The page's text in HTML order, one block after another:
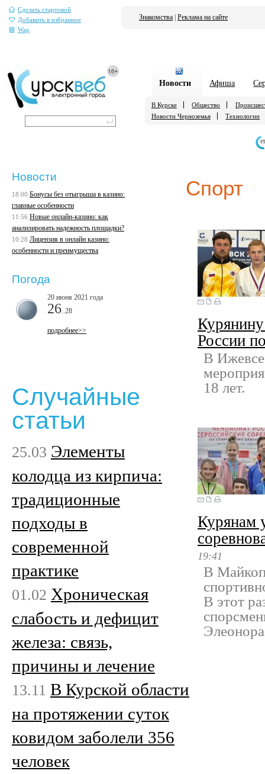
Сделать стартовой
Добавить в избранное
Wap
Знакомства Реклама на сайте
Новости Афиша
В Курске Общество
Новости Черноземья
Технологии
Спорт
Курянину
России
В Ижевсе
18 лет.
Курянам
19:41
В
В этот
Новости
18:00 Бонусы без отыгрыша в казино:
главные особенности
11:56 Новые онлайн-казино: как
анализировать надежность площадки?
10:28 Лицензия в онлайн казино:
особенности и преимущества
Погода
20 июня 2021 года
26 ..28
подробнее>>
Случайные
статьи
25.03 Элементы
колодца из кирпича:
традиционные
подходы в
современной
практике
01.02 Хроническая
слабость и дефицит
железа: связь,
причины и лечение
13.11 В Курской области
на протяжении суток
ковидом заболели 356
человек